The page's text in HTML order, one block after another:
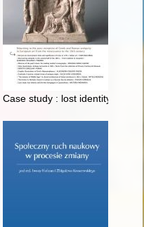
rezydencjach europejskiej
Case study : lost identity and